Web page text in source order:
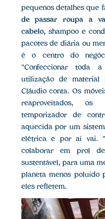
pequenos detalhes que
de passar roupa a
cabelo,shampoo e
pacotes de diária ou
é o centro do
"Confeccionar toda
utilização de material
Cláudio conta. Os
reaproveitados, os
temporizador de
aquecida por um
elétrica e por aí vai.
colaborar em prol
sustentável, para uma
planeta menos poluído
eles refletem.